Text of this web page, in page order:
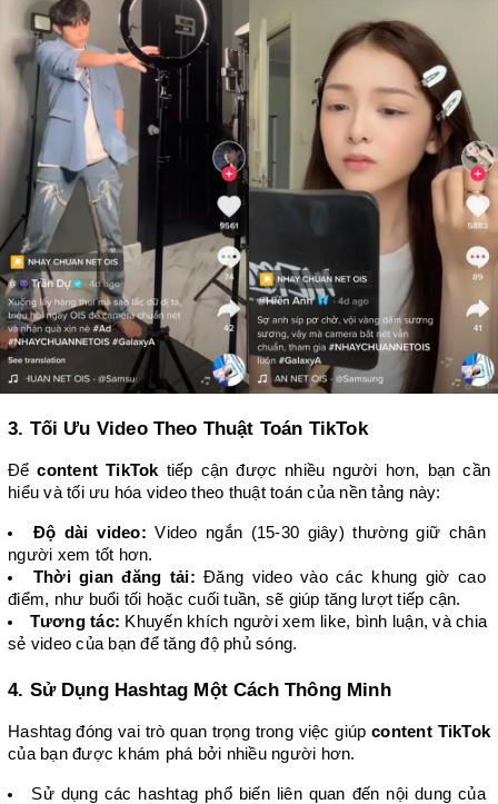
3. Tối Ưu Video Theo Thuật Toán TikTok
Để content TikTok tiếp cận được nhiều người hơn, bạn cần
hiểu và tối ưu hóa video theo thuật toán của nền tảng này:
Độ dài video: Video ngắn (15-30 giây) thường giữ chân
người xem tốt hơn.
Thời gian đăng tải: Đăng video vào các khung giờ cao
điểm, như buổi tối hoặc cuối tuần, sẽ giúp tăng lượt tiếp cận.
Tương tác: Khuyến khích người xem like, bình luận, và chia
sẻ video của bạn để tăng độ phủ sóng.
4. Sử Dụng Hashtag Một Cách Thông Minh
Hashtag đóng vai trò quan trọng trong việc giúp content TikTok
của bạn được khám phá bởi nhiều người hơn.
Sử dụng các hashtag phổ biến liên quan đến nội dung của